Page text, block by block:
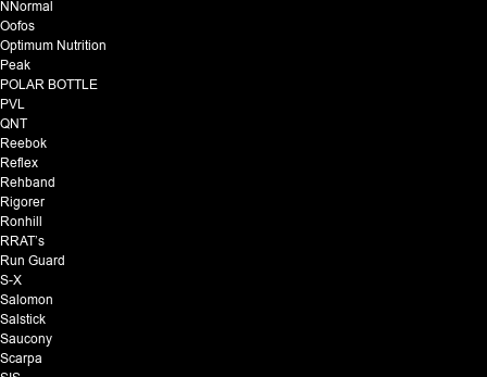
NNormal
Oofos
Optimum Nutrition
Peak
POLAR BOTTLE
PVL
QNT
Reebok
Reflex
Rehband
Rigorer
Ronhill
RRAT’s
Run Guard
S-X
Salomon
Salstick
Saucony
Scarpa